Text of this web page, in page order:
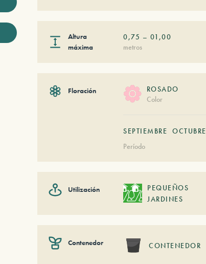
Altura
máxima
0,75 – 01,00
metros
Floración
ROSADO
Color
SEPTIEMBRE
OCTUBRE
Período
Utilización
PEQUEÑOS
JARDINES
Contenedor CONTENEDOR